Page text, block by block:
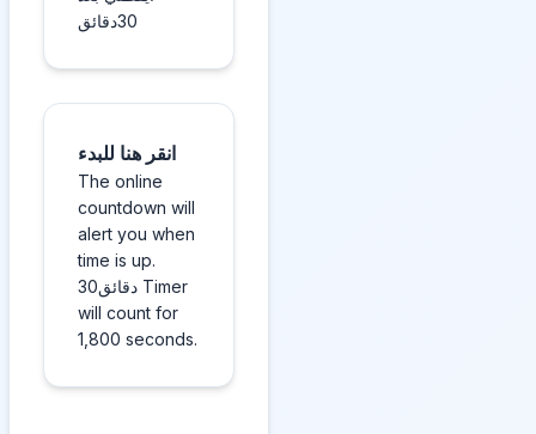
30دقائق
انقر هنا للبدء
The online
countdown will
alert you when
time is up.
30دقائق Timer
will count for
1,800 seconds.